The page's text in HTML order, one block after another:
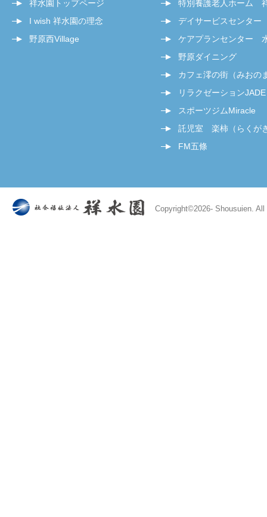
祥水園トップページ
I wish 祥水園の理念
野原西Village
特別養護老人ホーム
デイサービスセンタ
ケアプランセンター
野原ダイニング
カフェ澪の街（みおの
リラクゼーションJADE
スポーツジムMiracle
託児室 楽柿（らくが
FM五條
Copyright©2026- Shousuien.